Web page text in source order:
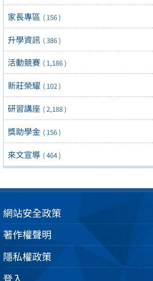
家長專區 ( 156 )
升學資訊 ( 386 )
活動競賽 ( 1,186 )
新莊榮耀 ( 102 )
研習講座 ( 2,188 )
獎助學金 ( 156 )
來文宣導 ( 464 )
網站安全政策
著作權聲明
隱私權政策